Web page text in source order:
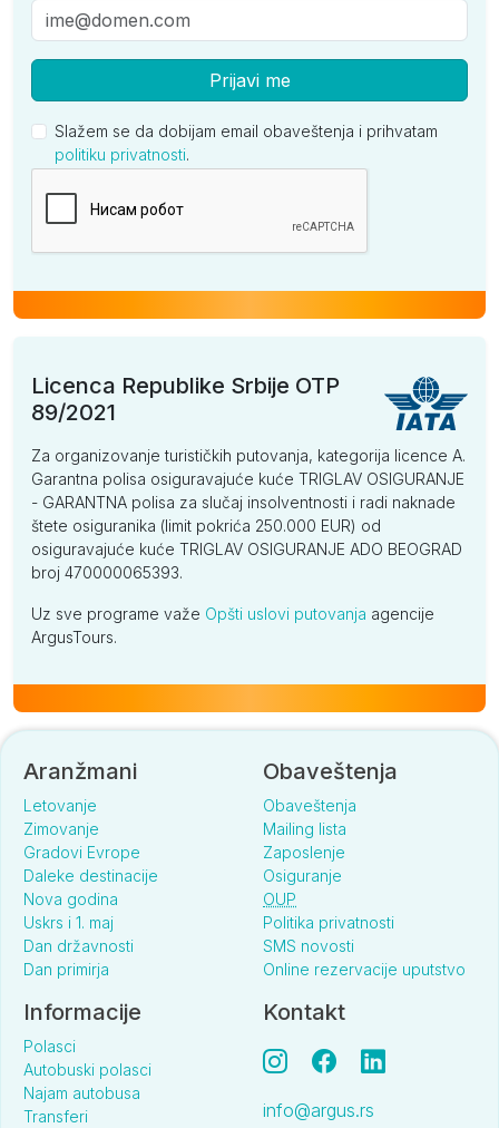
Prijavi me
Slažem se da dobijam email obaveštenja i prihvatam
politiku privatnosti.
Licenca Republike Srbije OTP
89/2021
Za organizovanje turističkih putovanja, kategorija licence A.
Garantna polisa osiguravajuće kuće TRIGLAV OSIGURANJE
- GARANTNA polisa za slučaj insolventnosti i radi naknade
štete osiguranika (limit pokrića 250.000 EUR) od
osiguravajuće kuće TRIGLAV OSIGURANJE ADO BEOGRAD
broj 470000065393.
Uz sve programe važe Opšti uslovi putovanja agencije
ArgusTours.
Aranžmani
Letovanje
Zimovanje
Gradovi Evrope
Daleke destinacije
Nova godina
Uskrs i 1. maj
Dan državnosti
Dan primirja
Obaveštenja
Obaveštenja
Mailing lista
Zaposlenje
Osiguranje
OUP
Politika privatnosti
SMS novosti
Online rezervacije uputstvo
Informacije
Polasci
Autobuski polasci
Najam autobusa
Transferi
Kontakt
info@argus.rs